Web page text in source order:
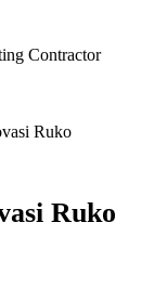
Contractor
Ruko
Ruko